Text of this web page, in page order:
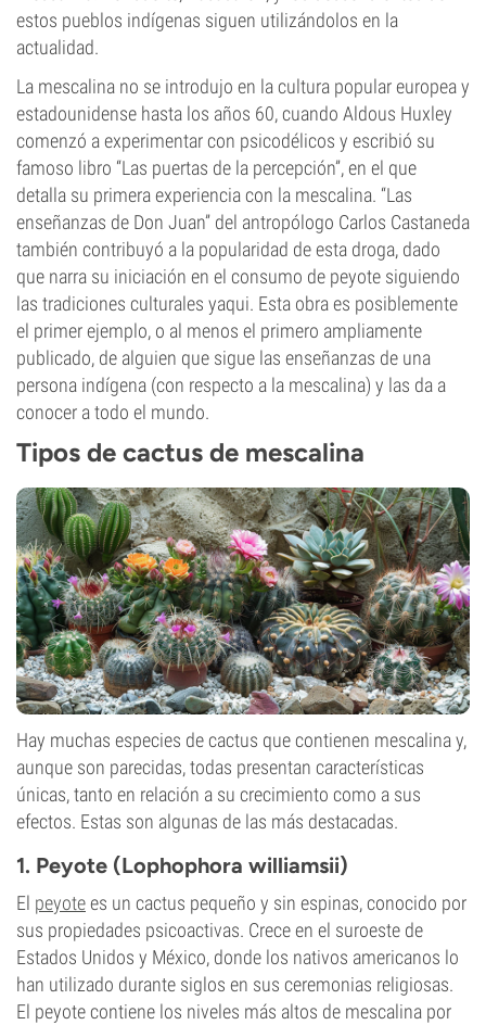
estos pueblos indígenas siguen utilizándolos en la
actualidad.
La mescalina no se introdujo en la cultura popular europea y
estadounidense hasta los años 60, cuando Aldous Huxley
comenzó a experimentar con psicodélicos y escribió su
famoso libro “Las puertas de la percepción”, en el que
detalla su primera experiencia con la mescalina. “Las
enseñanzas de Don Juan” del antropólogo Carlos Castaneda
también contribuyó a la popularidad de esta droga, dado
que narra su iniciación en el consumo de peyote siguiendo
las tradiciones culturales yaqui. Esta obra es posiblemente
el primer ejemplo, o al menos el primero ampliamente
publicado, de alguien que sigue las enseñanzas de una
persona indígena (con respecto a la mescalina) y las da a
conocer a todo el mundo.
Tipos de cactus de mescalina
Hay muchas especies de cactus que contienen mescalina y,
aunque son parecidas, todas presentan características
únicas, tanto en relación a su crecimiento como a sus
efectos. Estas son algunas de las más destacadas.
1. Peyote (Lophophora williamsii)
El peyotees un cactus pequeño y sin espinas, conocido por
sus propiedades psicoactivas. Crece en el suroeste de
Estados Unidos y México, donde los nativos americanos lo
han utilizado durante siglos en sus ceremonias religiosas.
El peyote contiene los niveles más altos de mescalina por